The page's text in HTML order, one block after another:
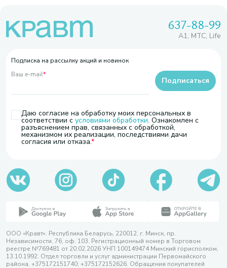
637-88-99
A1, МТС, Life
Подписка на рассылку акций и новинок
Ваш e-mail*
Даю согласие на обработку моих персональных в
соответствии с условиями обработки. Ознакомлен с
разъяснением прав, связанных с обработкой,
механизмом их реализации, последствиями дачи
согласия или отказа.
Подписаться
ООО «Кравт». Республика Беларусь, 220012, г. Минск, пр.
Независимости, 76, оф. 103. Регистрационный номер в Торговом
реестре №769481 от 20.02.2026 УНП 100149474 Минский горисполком,
13.10.1992. Отдел торговли и услуг администрации Первомайского
района, +375172151740; +375172152626. Обращения покупателей